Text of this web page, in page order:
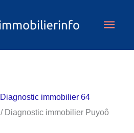
Diagnostic immobilier 64
/ Diagnostic immobilier Puyoô